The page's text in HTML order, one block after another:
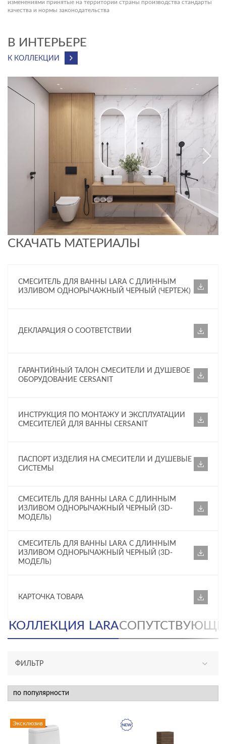
изменениями принятые на территории страны производства стандарты
качества и нормы законодательства
В ИНТЕРЬЕРЕ
К КОЛЛЕКЦИИ
СКАЧАТЬ МАТЕРИАЛЫ
СМЕСИТЕЛЬ ДЛЯ ВАННЫ LARA С ДЛИННЫМ
ИЗЛИВОМ ОДНОРЫЧАЖНЫЙ ЧЕРНЫЙ (ЧЕРТЕЖ)
ДЕКЛАРАЦИЯ О СООТВЕТСТВИИ
ГАРАНТИЙНЫЙ ТАЛОН СМЕСИТЕЛИ И ДУШЕВОЕ
ОБОРУДОВАНИЕ CERSANIT
ИНСТРУКЦИЯ ПО МОНТАЖУ И ЭКСПЛУАТАЦИИ
СМЕСИТЕЛЕЙ ДЛЯ ВАННЫ CERSANIT
ПАСПОРТ ИЗДЕЛИЯ НА СМЕСИТЕЛИ И ДУШЕВЫЕ
СИСТЕМЫ
СМЕСИТЕЛЬ ДЛЯ ВАННЫ LARA С ДЛИННЫМ
ИЗЛИВОМ ОДНОРЫЧАЖНЫЙ ЧЕРНЫЙ (3D-
МОДЕЛЬ)
СМЕСИТЕЛЬ ДЛЯ ВАННЫ LARA С ДЛИННЫМ
ИЗЛИВОМ ОДНОРЫЧАЖНЫЙ ЧЕРНЫЙ (3D-
МОДЕЛЬ)
КАРТОЧКА ТОВАРА
КОЛЛЕКЦИЯ LARA
ФИЛЬТР
новинка
эксклюзив
Эксклюзив